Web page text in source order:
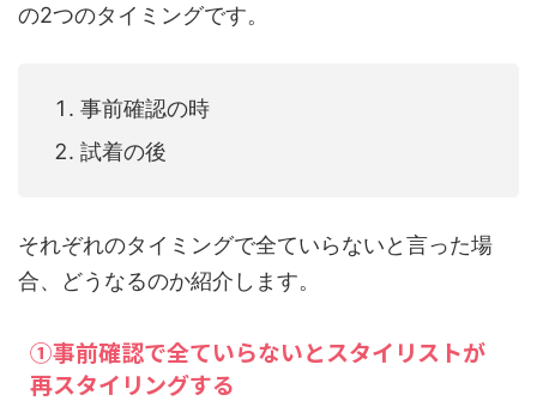
の2つのタイミングです。
事前確認の時
試着の後
それぞれのタイミングで全ていらないと言った場
合、どうなるのか紹介します。
①事前確認で全ていらないとスタイリストが
再スタイリングする